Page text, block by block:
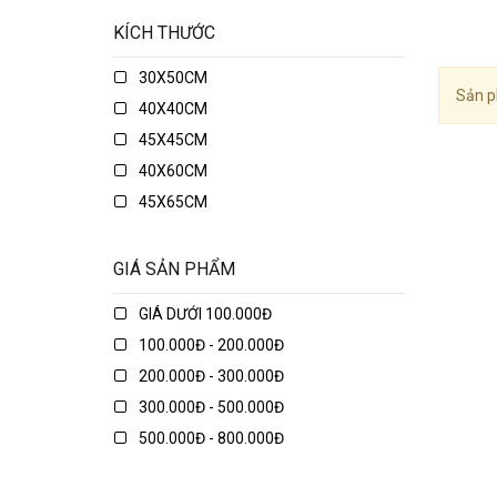
Sản
KÍCH THƯỚC
30X50CM
40X40CM
45X45CM
40X60CM
45X65CM
48X74CM
50X50CM
50X70CM
GIÁ SẢN PHẨM
GIÁ DƯỚI 100.000Đ
100.000Đ - 200.000Đ
200.000Đ - 300.000Đ
300.000Đ - 500.000Đ
500.000Đ - 800.000Đ